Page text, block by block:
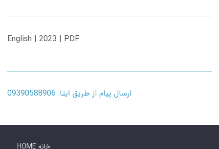
English | 2023 | PDF
ارسال پیام از طریق ایتا: 09390588906
HOME خانه